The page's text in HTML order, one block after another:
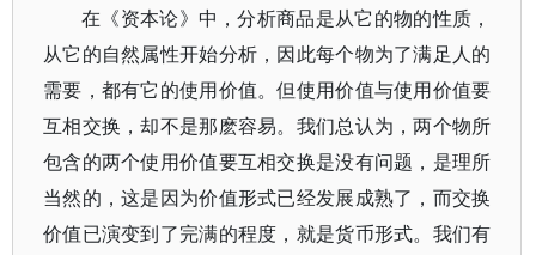
在《资本论》中，分析商品是从它的物的性质，
从它的自然属性开始分析，因此每个物为了满足人的
需要，都有它的使用价值。但使用价值与使用价值要
互相交换，却不是那麽容易。我们总认为，两个物所
包含的两个使用价值要互相交换是没有问题，是理所
当然的，这是因为价值形式已经发展成熟了，而交换
价值已演变到了完满的程度，就是货币形式。我们有